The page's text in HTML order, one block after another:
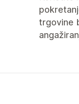
trgovine